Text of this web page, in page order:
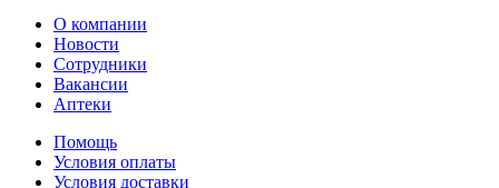
О компании
Новости
Сотрудники
Вакансии
Аптеки
Помощь
Условия оплаты
Условия доставки